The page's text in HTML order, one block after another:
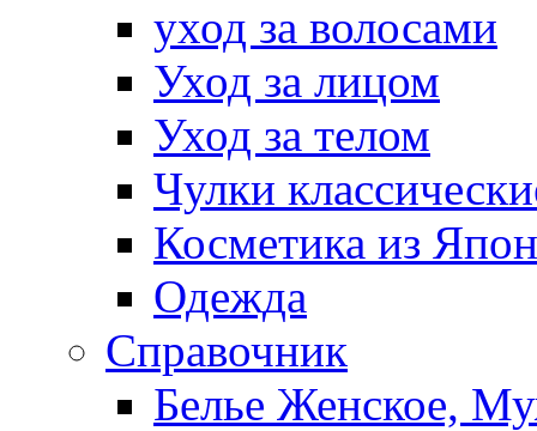
уход за волосами
Уход за лицом
Уход за телом
Чулки
Косметика из
Одежда
Справочник
Белье Женское,